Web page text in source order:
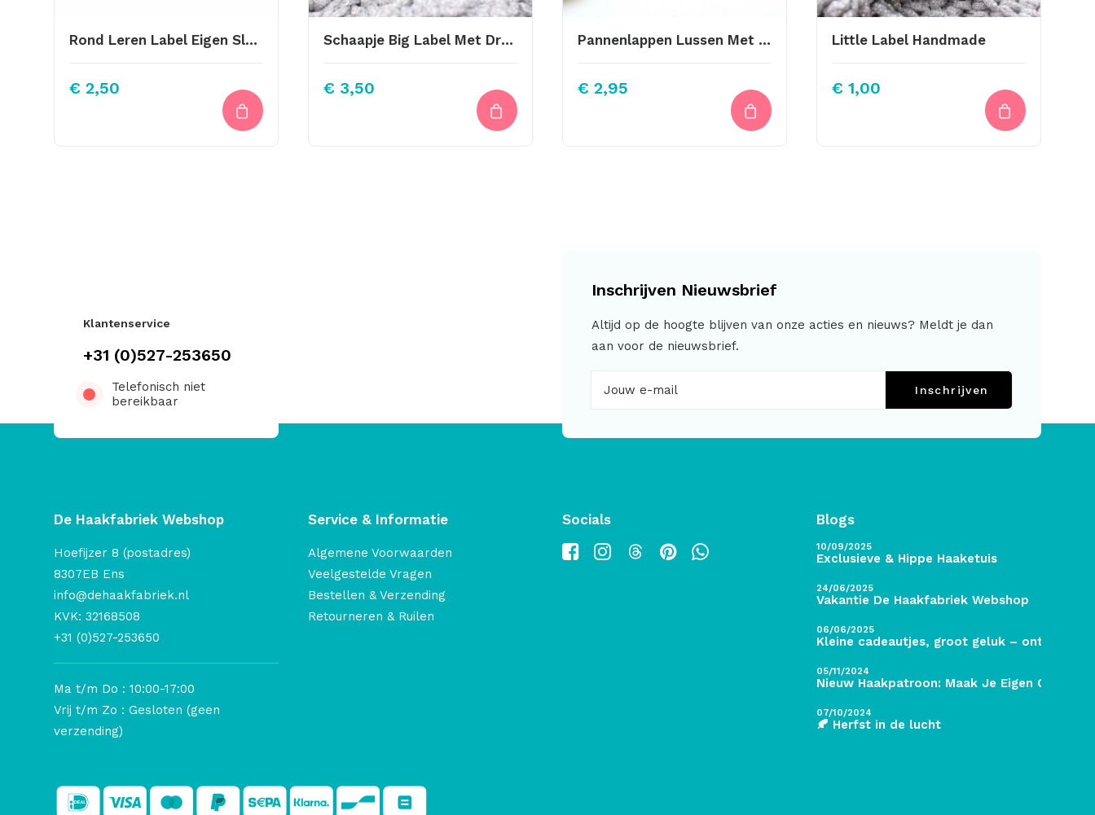
Rond Leren Label Eigen Slagstempel 35mm
€ 2,50
Schaapje Big Label Met Drukknoop 10x3cm Cognac
€ 3,50
Pannenlappen Lussen Met Bevestiging Schroef Licht Grijs
€ 2,95
Little Label Handmade
€ 1,00
Klantenservice
+31 (0)527-253650
Telefonisch niet
bereikbaar
Inschrijven Nieuwsbrief
Altijd op de hoogte blijven van onze acties en nieuws? Meldt je dan
aan voor de nieuwsbrief.
Inschrijven
De Haakfabriek Webshop
Hoefijzer 8 (postadres)
8307EB Ens
info@dehaakfabriek.nl
KVK: 32168508
+31 (0)527-253650
Ma t/m Do : 10:00-17:00
Vrij t/m Zo : Gesloten (geen
verzending)
Service & Informatie
Algemene Voorwaarden
Veelgestelde Vragen
Bestellen & Verzending
Retourneren & Ruilen
Socials Blogs
10/09/2025
Exclusieve & Hippe Haaketuis
24/06/2025
Vakantie De Haakfabriek Webshop
06/06/2025
Kleine cadeautjes, groot geluk – ontdek de
05/11/2024
Nieuw Haakpatroon: Maak Je Eigen Gave
07/10/2024
🍂 Herfst in de lucht